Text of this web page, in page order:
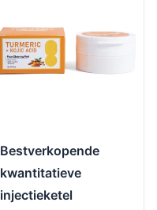
Bestverkopende
kwantitatieve
injectieketel